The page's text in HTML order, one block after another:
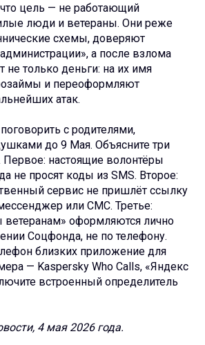
цель — не работающий
люди и ветераны. Они реже
схемы, доверяют
а после взлома
не только деньги: на их имя
и переоформляют
атак.
с родителями,
до 9 Мая. Объясните три
Первое: настоящие волонтёры
не просят коды из SMS. Второе:
сервис не пришлёт ссылку
или СМС. Третье:
оформляются лично
Соцфонда, не по телефону.
близких приложение для
— Kaspersky Who Calls, «Яндекс
встроенный определитель
4 мая 2026 года.